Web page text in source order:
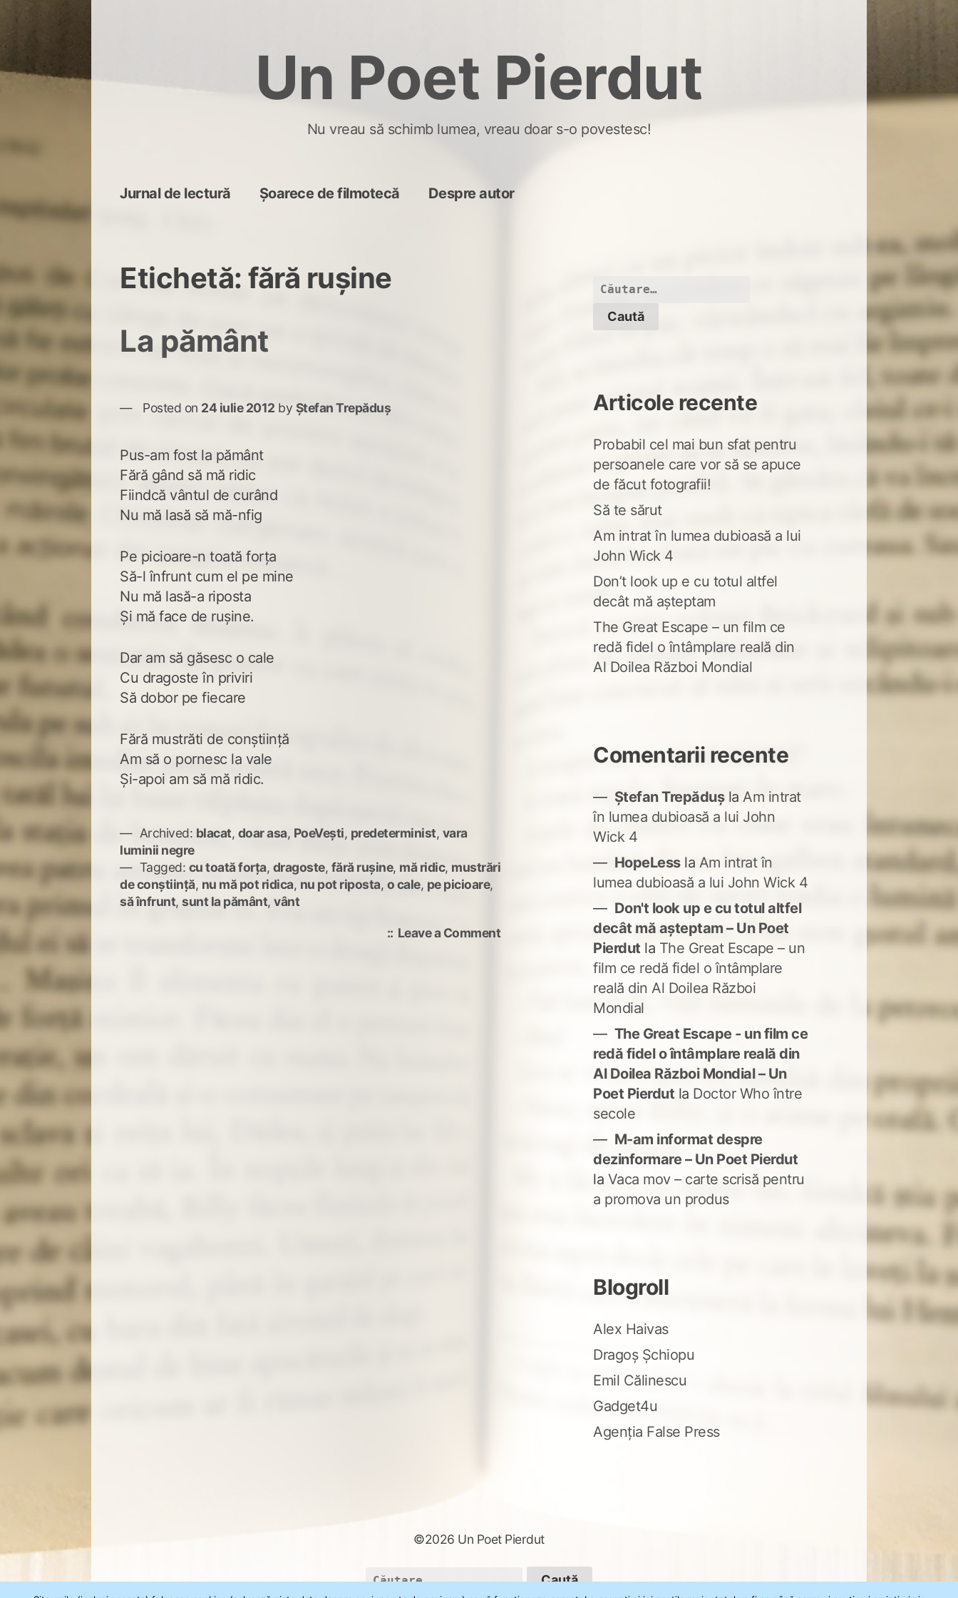
Un Poet Pierdut
Nu vreau să schimb lumea, vreau doar s-o povestesc!
Jurnal de lectură Șoarece de filmotecă Despre autor
Etichetă:fără rușine
La pământ
Posted on 24 iulie 2012 by Ștefan Trepăduș
Pus-am fost la pământ
Fără gând să mă ridic
Fiindcă vântul de curând
Nu mă lasă să mă-nfig
Pe picioare-n toată forța
Să-l înfrunt cum el pe mine
Nu mă lasă-a riposta
Și mă face de rușine.
Dar am să găsesc o cale
Cu dragoste în priviri
Să dobor pe fiecare
Fără mustrăti de conștiință
Am să o pornesc la vale
Și-apoi am să mă ridic.
Archived: blacat, doar asa, PoeVești, predeterminist, vara
luminii negre
Tagged: cu toată forța, dragoste, fără rușine, mă ridic, mustrări
de conștiință, nu mă pot ridica, nu pot riposta, o cale, pe picioare,
să înfrunt,sunt la pământ,vânt
Leave a Commenton
Caută
Articole recente
Probabil cel mai bun sfat pentru
persoanele care vor să se apuce
de făcut fotografii!
Să te sărut
Am intrat în lumea dubioasă a lui
John Wick 4
Don’t look up e cu totul altfel
decât mă așteptam
The Great Escape – un film ce
redă fidel o întâmplare reală din
Al Doilea Război Mondial
Comentarii recente
Ștefan Trepădușla Am intrat
în lumea dubioasă a lui John
Wick 4
HopeLessla Am intrat în
lumea dubioasă a lui John Wick 4
Don't look up e cu totul altfel
decât mă așteptam – Un Poet
Pierdut la The Great Escape – un
film ce redă fidel o întâmplare
reală din Al Doilea Război
Mondial
The Great Escape - un film ce
redă fidel o întâmplare reală din
Al Doilea Război Mondial – Un
Poet Pierdut la Doctor Who între
secole
M-am informat despre
dezinformare – Un Poet Pierdut
la Vaca mov – carte scrisă pentru
a promova un produs
Blogroll
Alex Haivas
Dragoș Șchiopu
Emil Călinescu
Gadget4u
Agenția False Press
©2026 Un Poet Pierdut
Caută